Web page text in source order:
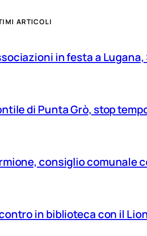
ARTICOLI
in festa a
di Punta Grò, stop
consiglio comunale
in biblioteca con il